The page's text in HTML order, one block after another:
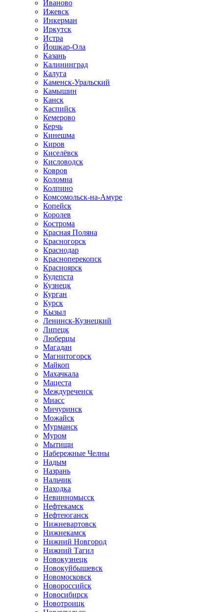
Иваново
Ижевск
Инкерман
Иркутск
Истра
Йошкар-Ола
Казань
Калининград
Калуга
Каменск-Уральский
Камышин
Канск
Каспийск
Кемерово
Керчь
Кинешма
Киров
Киселёвск
Кисловодск
Ковров
Коломна
Колпино
Комсомольск-на-Амуре
Копейск
Королев
Кострома
Красная Поляна
Красногорск
Краснодар
Красноперекопск
Красноярск
Кудепста
Кузнецк
Курган
Курск
Кызыл
Ленинск-Кузнецкий
Липецк
Люберцы
Магадан
Магнитогорск
Майкоп
Махачкала
Мацеста
Междуреченск
Миасс
Мичуринск
Можайск
Мурманск
Муром
Мытищи
Набережные Челны
Надым
Назрань
Нальчик
Находка
Невинномысск
Нефтекамск
Нефтеюганск
Нижневартовск
Нижнекамск
Нижний Новгород
Нижний Тагил
Новокузнецк
Новокуйбышевск
Новомосковск
Новороссийск
Новосибирск
Новотроицк